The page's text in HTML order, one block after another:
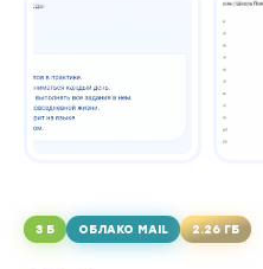
3 Б ОБЛАКО MAIL 2.26 ГБ